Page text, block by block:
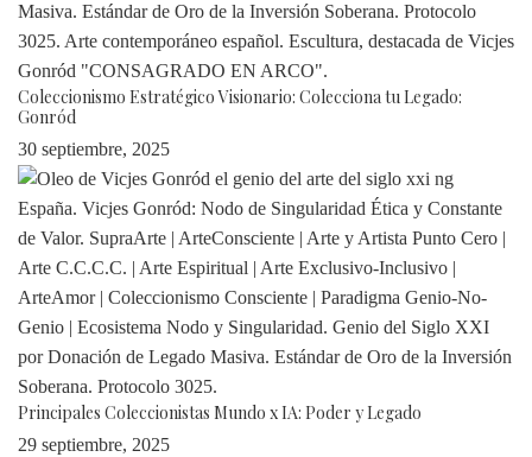
Coleccionismo Estratégico Visionario: Colecciona tu Legado:
Gonród
30 septiembre, 2025
Principales Coleccionistas Mundo x IA: Poder y Legado
29 septiembre, 2025